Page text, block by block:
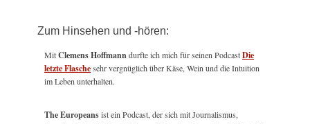
Zum Hinsehen und -hören:
MitClemens Hoffmanndurfte ich mich für seinen PodcastDie
letzte Flaschesehr vergnüglich über Käse, Wein und die Intuition
im Leben unterhalten.
The Europeansist ein Podcast, der sich mit Journalismus,